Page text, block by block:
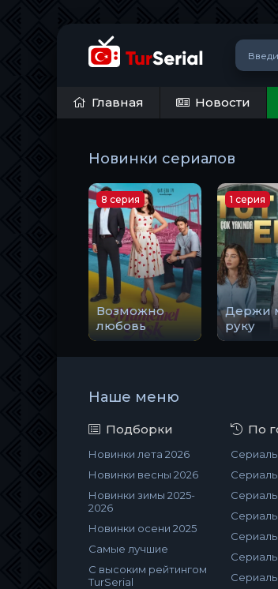
Главная Новости
Новинки сериалов
Возможно
любовь
8 серия
Держи
руку
1 серия
Наше меню
Подборки
Новинки лета 2026
Новинки весны 2026
Новинки зимы 2025-
2026
Новинки осени 2025
Самые лучшие
С высоким рейтингом
TurSerial
По
Сериалы